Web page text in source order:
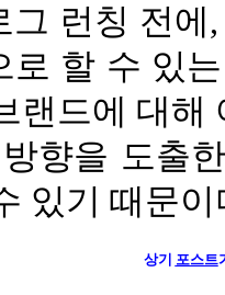
런칭 전에
로 할 수 있
랜드에 대해
향을 도출
있기 때문이
상기 포스트